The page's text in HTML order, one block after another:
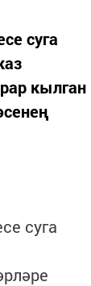
суга
кылган
суга